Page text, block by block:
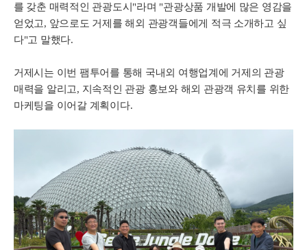
를 갖춘 매력적인 관광도시"라며 "관광상품 개발에 많은 영감을
얻었고, 앞으로도 거제를 해외 관광객들에게 적극 소개하고 싶
다"고 말했다.
거제시는 이번 팸투어를 통해 국내외 여행업계에 거제의 관광
매력을 알리고, 지속적인 관광 홍보와 해외 관광객 유치를 위한
마케팅을 이어갈 계획이다.